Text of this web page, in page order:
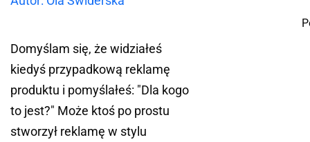
Domyślam się, że widziałeś
kiedyś przypadkową reklamę
produktu i pomyślałeś: "Dla kogo
to jest?" Może ktoś po prostu
stworzył reklamę w stylu